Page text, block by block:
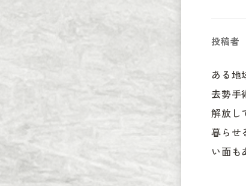
投稿者
ある地
去勢手
解放し
暮らせ
い面も